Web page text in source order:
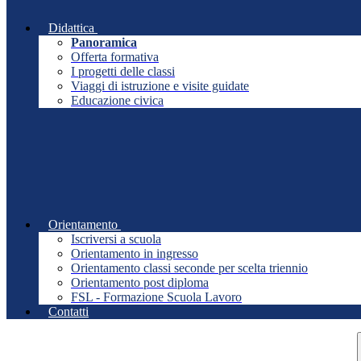
Didattica
Panoramica
Offerta formativa
I progetti delle classi
Viaggi di istruzione e visite guidate
Educazione civica
Orientamento
Iscriversi a scuola
Orientamento in ingresso
Orientamento classi seconde per scelta triennio
Orientamento post diploma
FSL - Formazione Scuola Lavoro
Contatti